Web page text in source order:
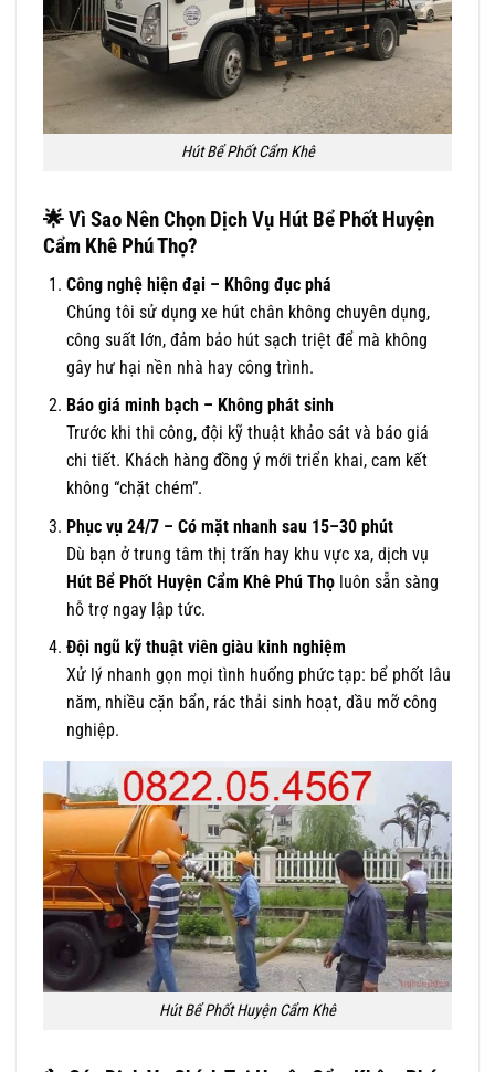
Hút Bể Phốt Cẩm Khê
🌟Vì Sao Nên Chọn Dịch Vụ Hút Bể Phốt Huyện
Cẩm Khê Phú Thọ?
Công nghệ hiện đại – Không đục phá
Chúng tôi sử dụng xe hút chân không chuyên dụng,
công suất lớn, đảm bảo hút sạch triệt để mà không
gây hư hại nền nhà hay công trình.
Báo giá minh bạch – Không phát sinh
Trước khi thi công, đội kỹ thuật khảo sát và báo giá
chi tiết. Khách hàng đồng ý mới triển khai, cam kết
không “chặt chém”.
Phục vụ 24/7 – Có mặt nhanh sau 15–30 phút
Dù bạn ở trung tâm thị trấn hay khu vực xa, dịch vụ
Hút Bể Phốt Huyện Cẩm Khê Phú Thọluôn sẵn sàng
hỗ trợ ngay lập tức.
Đội ngũ kỹ thuật viên giàu kinh nghiệm
Xử lý nhanh gọn mọi tình huống phức tạp: bể phốt lâu
năm, nhiều cặn bẩn, rác thải sinh hoạt, dầu mỡ công
nghiệp.
Hút Bể Phốt Huyện Cẩm Khê